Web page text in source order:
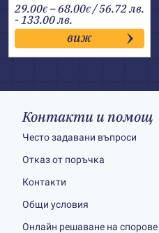
29.00€ –68.00€Price
range:
29.00€
through
68.00€
/ 56.72 лв.
- 133.00 лв.
виж
Контакти и помощ
Често задавани въпроси
Отказ от поръчка
Контакти
Общи условия
Онлайн решаване на спорове